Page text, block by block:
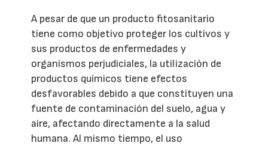
A pesar de que un producto fitosanitario
tiene como objetivo proteger los cultivos y
sus productos de enfermedades y
organismos perjudiciales, la utilización de
productos químicos tiene efectos
desfavorables debido a que constituyen una
fuente de contaminación del suelo, agua y
aire, afectando directamente a la salud
humana. Al mismo tiempo, el uso